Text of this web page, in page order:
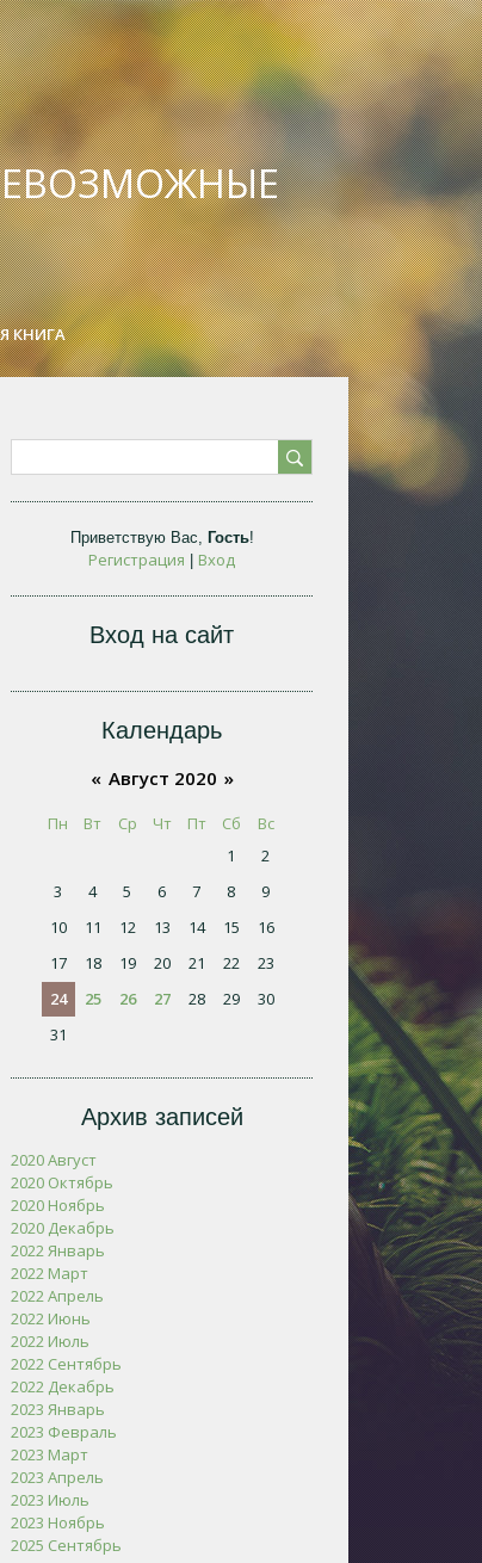
КНИГА
Приветствую Вас, Гость!
Регистрация Вход
Вход на сайт
Календарь
« Август 2020 »
Пн Вт Ср Чт Пт Сб
Вс
1
2
3
4 5 6 7 8
9
10
11 12 13 14 15
16
17
18 19 20 21 22
23
24
25 26 27 28 29
30
31
Архив записей
2020 Август
2020 Октябрь
2020 Ноябрь
2020 Декабрь
2022 Январь
2022 Март
2022 Апрель
2022 Июнь
2022 Июль
2022 Сентябрь
2022 Декабрь
2023 Январь
2023 Февраль
2023 Март
2023 Апрель
2023 Июль
2023 Ноябрь
2025 Сентябрь